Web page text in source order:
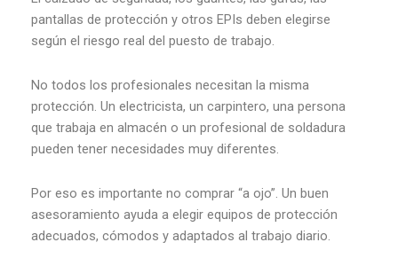
pantallas de protección y otros EPIs deben elegirse
según el riesgo real del puesto de trabajo.
No todos los profesionales necesitan la misma
protección. Un electricista, un carpintero, una persona
que trabaja en almacén o un profesional de soldadura
pueden tener necesidades muy diferentes.
Por eso es importante no comprar “a ojo”. Un buen
asesoramiento ayuda a elegir equipos de protección
adecuados, cómodos y adaptados al trabajo diario.